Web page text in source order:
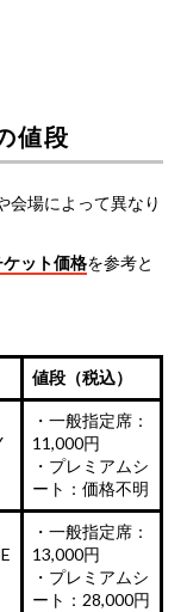
値段
会場によって異なり
ット価格を参考と
値段（税込）
・一般指定席：
11,000円
・プレミアムシ
ート：価格不明
・一般指定席：
13,000円
・プレミアムシ
ート：28,000円